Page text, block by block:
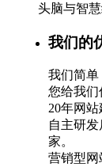
头脑与智
我们的
我们简单
您给我们
20年网站
自主研
家。
营销型网